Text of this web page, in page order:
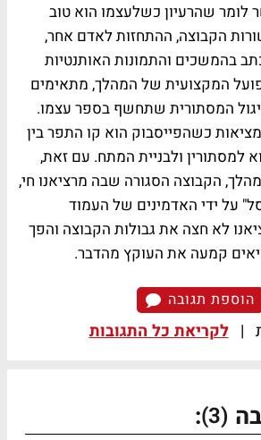
שהרעיון כשלעצמו הוא טוב
הקבוצה, ההתחזות לאדם אחר,
בהמשכים והתמונות האותנטיות
המקצועית של המהלך, מתאימים
המסתורית שתחשף בספר עצמו.
כשהפייסבוק הוא קו התפר בין
למסתורין ולבניית המתח. עם זאת,
הקבוצה הסגורה שבה מרציאנו חי,
על ידי האדמינים של העמוד
לא חצה את גבולות הקבוצה והפך
קמעה את העוקץ מהדבר.
הוספת תגובה
| לקריאת כל התגובות
(3)
: